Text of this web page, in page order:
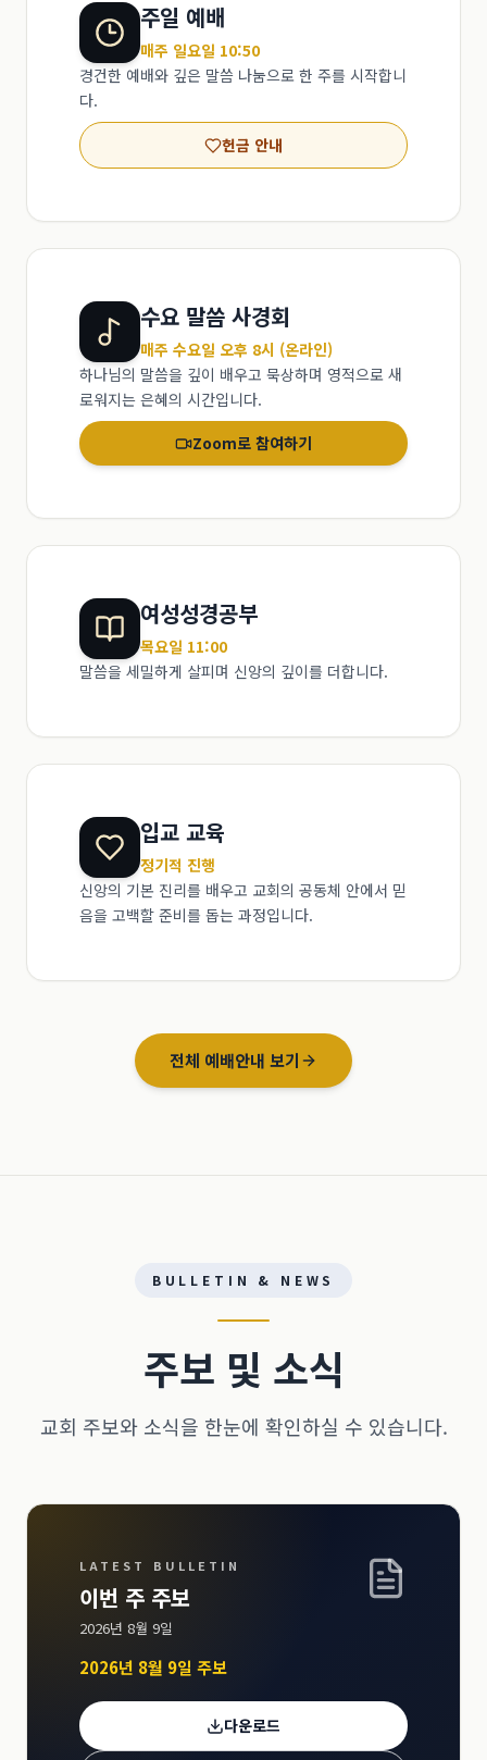
주일 예배
매주 일요일 10:50
경건한 예배와 깊은 말씀 나눔으로 한 주를 시작합니
다.
헌금 안내
수요 말씀 사경회
매주 수요일 오후 8시 (온라인)
하나님의 말씀을 깊이 배우고 묵상하며 영적으로 새
로워지는 은혜의 시간입니다.
Zoom로 참여하기
여성성경공부
목요일 11:00
말씀을 세밀하게 살피며 신앙의 깊이를 더합니다.
입교 교육
정기적 진행
신앙의 기본 진리를 배우고 교회의 공동체 안에서 믿
음을 고백할 준비를 돕는 과정입니다.
전체 예배안내 보기
BULLETIN & NEWS
주보 및 소식
교회 주보와 소식을 한눈에 확인하실 수 있습니다.
LATEST BULLETIN
이번 주 주보
2026년 8월 9일
2026년 8월 9일 주보
다운로드